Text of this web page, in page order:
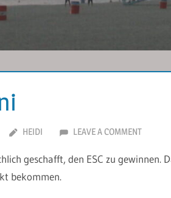
HEIDI LEAVE A COMMENT
geschafft, den ESC zu gewinnen.
bekommen.